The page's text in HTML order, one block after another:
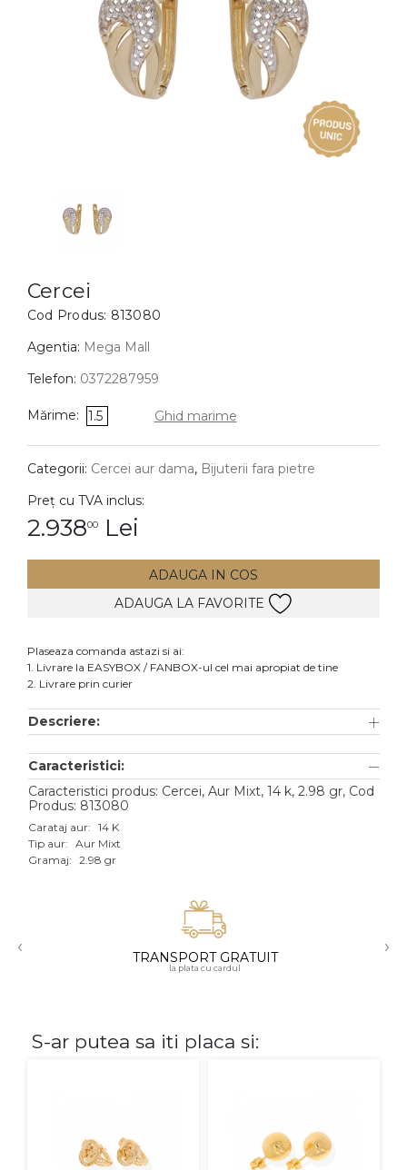
BIJUTERII COPII
Cercei
Bratari
Coliere
Lanturi
Pandantive
DIAMANTE Vezi toate
Cercei
Accesorii
Aur alb
Aur roz
Aur mixt
18K
Cercei
Cod Produs: 813080
Agentia: Mega Mall
Telefon: 0372287959
Mărime: 1.5 Ghid marime
Categorii: Cercei aur dama, Bijuterii fara pietre
Preț cu TVA inclus:
2.93800 Lei
ADAUGA IN COS
ADAUGA LA FAVORITE
Plaseaza comanda astazi si ai:
1. Livrare la EASYBOX / FANBOX-ul cel mai apropiat de tine
2. Livrare prin curier
Descriere:
Caracteristici:
Caracteristici produs: Cercei, Aur Mixt, 14 k, 2.98 gr, Cod
Produs: 813080
Carataj aur: 14 K
Tip aur: Aur Mixt
Gramaj: 2.98 gr
‹ TRANSPORT GRATUIT
la plata cu cardul
›
S-ar putea sa iti placa si: